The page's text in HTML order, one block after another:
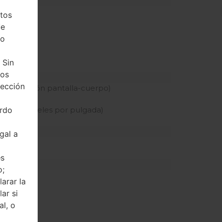
relación pantalla-cuerpo)
de píxeles por pulgada)
a
la
si
o